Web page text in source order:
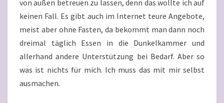
von außen betreuen zu lassen, denn das wollte ich auf
keinen Fall. Es gibt auch im Internet teure Angebote,
meist aber ohne Fasten, da bekommt man dann noch
dreimal täglich Essen in die Dunkelkammer und
allerhand andere Unterstützung bei Bedarf. Aber so
was ist nichts für mich. Ich muss das mit mir selbst
ausmachen.